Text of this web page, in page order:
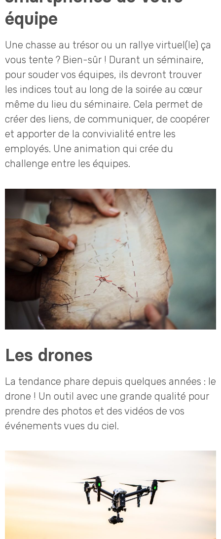
équipe
Une chasse au trésor ou un rallye virtuel(le) ça
vous tente ? Bien-sûr ! Durant un séminaire,
pour souder vos équipes, ils devront trouver
les indices tout au long de la soirée au cœur
même du lieu du séminaire. Cela permet de
créer des liens, de communiquer, de coopérer
et apporter de la convivialité entre les
employés. Une animation qui crée du
challenge entre les équipes.
Les drones
La tendance phare depuis quelques années : le
drone ! Un outil avec une grande qualité pour
prendre des photos et des vidéos de vos
événements vues du ciel.